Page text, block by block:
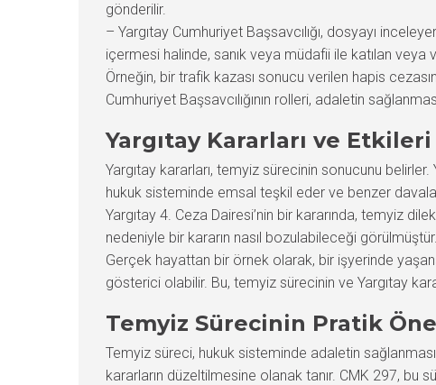
gönderilir.
– Yargıtay Cumhuriyet Başsavcılığı, dosyayı
içermesi halinde, sanık veya müdafii ile katılan veya
Örneğin, bir trafik kazası sonucu verilen hapis
Cumhuriyet Başsavcılığının rolleri, adaletin
Yargıtay Kararları ve Etkileri
Yargıtay kararları, temyiz sürecinin sonucunu
hukuk sisteminde emsal teşkil eder ve benzer
Yargıtay 4. Ceza Dairesi’nin bir kararında, temyiz
nedeniyle bir kararın nasıl bozulabileceği
Gerçek hayattan bir örnek olarak, bir işyerinde
gösterici olabilir. Bu, temyiz sürecinin ve Yargıtay
Temyiz Sürecinin Pratik
Temyiz süreci, hukuk sisteminde adaletin
kararların düzeltilmesine olanak tanır. CMK 297, bu